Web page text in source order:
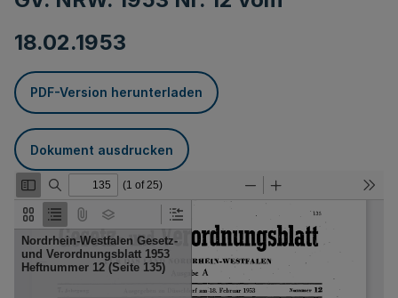
18.02.1953
PDF-Version herunterladen
Dokument ausdrucken